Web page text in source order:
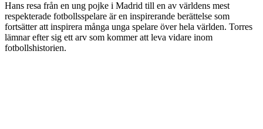
Hans resa från en ung pojke i Madrid till en av världens mest
respekterade fotbollsspelare är en inspirerande berättelse som
fortsätter att inspirera många unga spelare över hela världen. Torres
lämnar efter sig ett arv som kommer att leva vidare inom
fotbollshistorien.